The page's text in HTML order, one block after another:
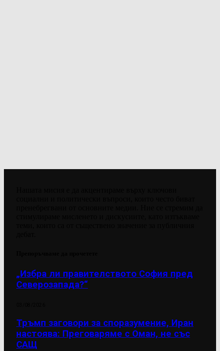
„Избра ли правителството София пред
Северозапада?“
Тръмп заговори за споразумение, Иран
настоява: Преговаряме с Оман, не със
САЩ